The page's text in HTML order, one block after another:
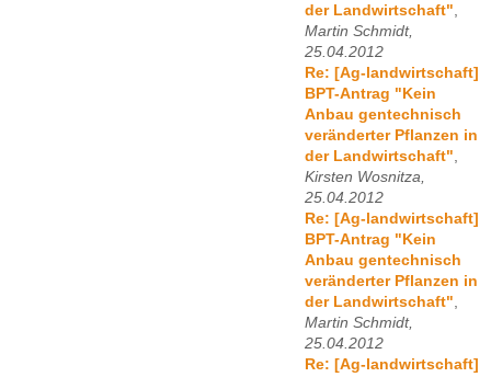
der Landwirtschaft"
Martin Schmidt,
25.04.2012
Re: [Ag-landwirtschaft]
BPT-Antrag "Kein
Anbau gentechnisch
veränderter Pflanzen in
der Landwirtschaft"
Kirsten Wosnitza,
25.04.2012
Re: [Ag-landwirtschaft]
BPT-Antrag "Kein
Anbau gentechnisch
veränderter Pflanzen in
der Landwirtschaft"
Martin Schmidt,
25.04.2012
Re: [Ag-landwirtschaft]